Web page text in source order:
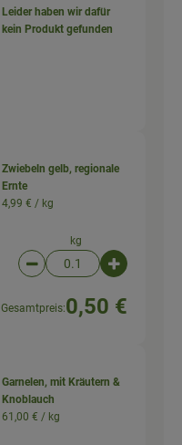
Leider haben wir dafür
kein Produkt gefunden
Zwiebeln gelb, regionale
Ernte
4,99 € / kg
kg
Artikelanzahl
Gesamtpreis:0,50 €
Garnelen, mit Kräutern &
Knoblauch
61,00 € / kg